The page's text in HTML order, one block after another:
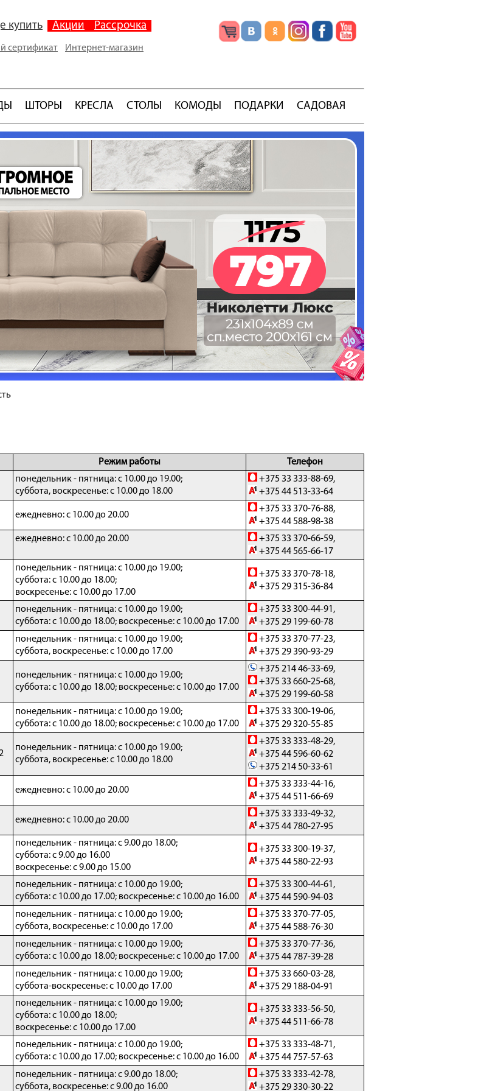
купить Акции Рассрочка
сертификат Интернет-магазин
ШТОРЫ КРЕСЛА СТОЛЫ КОМОДЫ ПОДАРКИ САДОВАЯ
Режим работы Телефон
понедельник - пятница: с 10.00 до 19.00;
суббота, воскресенье: с 10.00 до 18.00
+375 33 333-88-69,
+375 44 513-33-64
ежедневно: с 10.00 до 20.00
+375 33 370-76-88,
+375 44 588-98-38
ежедневно: с 10.00 до 20.00
+375 33 370-66-59,
+375 44 565-66-17
понедельник - пятница: с 10.00 до 19.00;
суббота:с 10.00 до 18.00;
воскресенье: с 10.00 до 17.00
+375 33 370-78-18,
+375 29 315-36-84
понедельник - пятница: с 10.00 до 19.00;
суббота: с 10.00 до 18.00; воскресенье: c 10.00 до 17.00
+375 33 300-44-91,
+375 29 199-60-78
понедельник - пятница: с 10.00 до 19.00;
суббота, воскресенье: с 10.00 до 17.00
+375 33 370-77-23,
+375 29 390-93-29
понедельник - пятница: с 10.00 до 19.00;
суббота: с 10.00 до 18.00; воскресенье: с 10.00 до 17.00
+375 214 46-33-69,
+375 33 660-25-68,
+375 29 199-60-58
понедельник - пятница: с 10.00 до 19.00;
суббота: с 10.00 до 18.00; воскресенье: с 10.00 до 17.00
+375 33 300-19-06,
+375 29 320-55-85
понедельник - пятница: с 10.00 до 19.00;
суббота, воскресенье: с 10.00 до 18.00
+375 33 333-48-29,
+375 44 596-60-62
+375 214 50-33-61
ежедневно: с 10.00 до 20.00
+375 33 333-44-16,
+375 44 511-66-69
ежедневно: с 10.00 до 20.00
+375 33 333-49-32,
+375 44 780-27-95
понедельник - пятница: с 9.00 до 18.00;
суббота: с 9.00 до 16.00
воскресенье: с 9.00 до 15.00
+375 33 300-19-37,
+375 44 580-22-93
понедельник - пятница: с 10.00 до 19.00;
суббота: с 10.00 до 17.00; воскресенье: с 10.00 до 16.00
+375 33 300-44-61,
+375 44 590-94-03
понедельник - пятница: с 10.00 до 19.00;
суббота, воскресенье: с 10.00 до 17.00
+375 33 370-77-05,
+375 44 588-76-30
понедельник - пятница: с 10.00 до 19.00;
суббота: с 10.00 до 18.00; воскресенье: с 10.00 до 17.00
+375 33 370-77-36,
+375 44 787-39-28
понедельник - пятница: с 10.00 до 19.00;
суббота-воскресенье: с 10.00 до 17.00
+375 33 660-03-28,
+375 29 188-04-91
понедельник - пятница: с 10.00 до 19.00;
суббота: с 10.00 до 18.00;
воскресенье: с 10.00 до 17.00
+375 33 333-56-50,
+375 44 511-66-78
понедельник - пятница: с 10.00 до 19.00;
суббота: с 10.00 до 17.00; воскресенье: с 10.00 до 16.00
+375 33 333-48-71,
+375 44 757-57-63
понедельник - пятница: с 9.00 до 18.00;
суббота, воскресенье: с 9.00 до 16.00
+375 33 333-42-78,
+375 29 330-30-22